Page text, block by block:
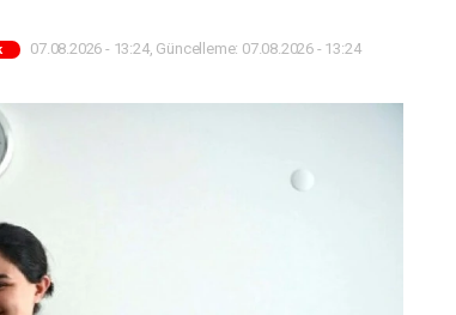
07.08.2026 - 13:24, Güncelleme: 07.08.2026 - 13:24